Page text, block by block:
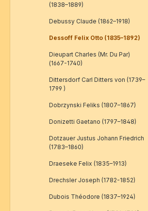
(1838–1889)
Debussy Claude (1862–1918)
Dessoff Felix Otto (1835–1892)
Dieupart Charles (Mr. Du Par)
(1667-1740)
Dittersdorf Carl Ditters von (1739–
1799 )
Dobrzynski Feliks (1807–1867)
Donizetti Gaetano (1797–1848)
Dotzauer Justus Johann Friedrich
(1783–1860)
Draeseke Felix (1835–1913)
Drechsler Joseph (1782-1852)
Dubois Théodore (1837–1924)